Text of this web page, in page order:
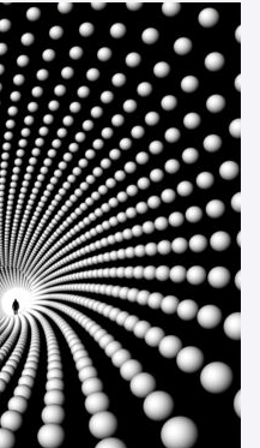
ma wishlist